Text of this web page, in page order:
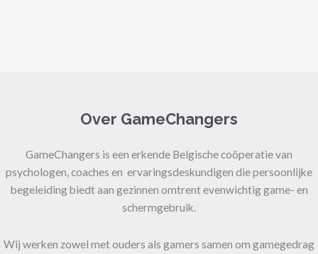
Over GameChangers
GameChangers is een erkende Belgische coöperatie van
psychologen, coaches en ervaringsdeskundigen die persoonlijke
begeleiding biedt aan gezinnen omtrent evenwichtig game- en
schermgebruik.
Wij werken zowel met ouders als gamers samen om gamegedrag